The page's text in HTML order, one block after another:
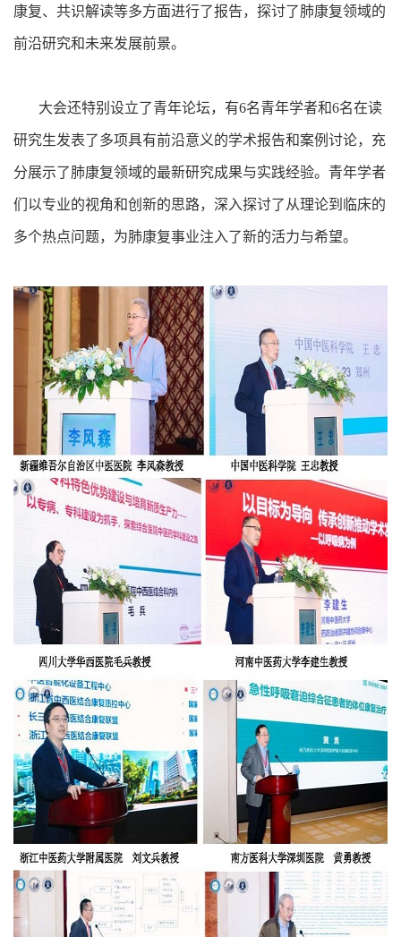
康复、共识解读等多方面进行了报告，探讨了肺康复领域的
前沿研究和未来发展前景。
大会还特别设立了青年论坛，有6名青年学者和6名在读
研究生发表了多项具有前沿意义的学术报告和案例讨论，充
分展示了肺康复领域的最新研究成果与实践经验。青年学者
们以专业的视角和创新的思路，深入探讨了从理论到临床的
多个热点问题，为肺康复事业注入了新的活力与希望。